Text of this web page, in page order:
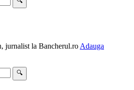
jurnalist la Bancherul.ro Adauga
🔍